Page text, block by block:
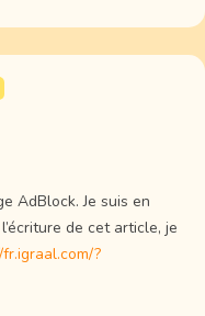
AdBlock. Je suis en
de cet article, je
?